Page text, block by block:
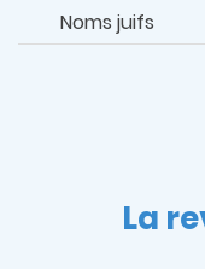
Noms juifs
La